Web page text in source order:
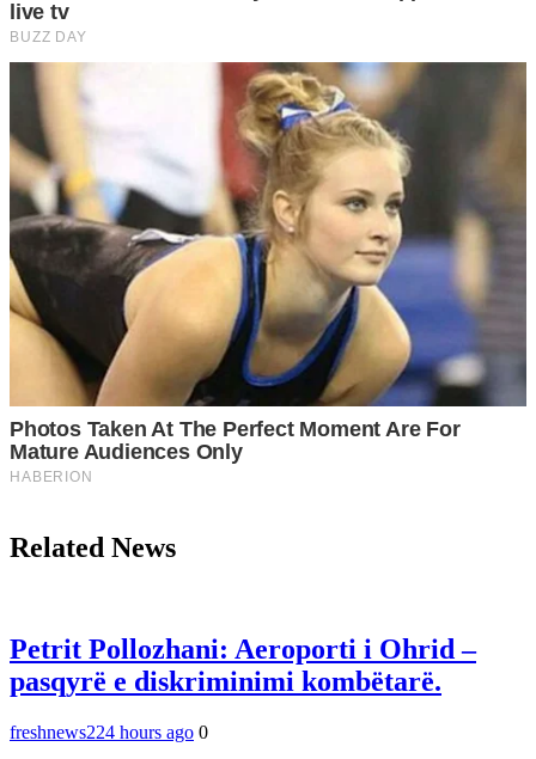
Related News
Petrit Pollozhani: Aeroporti i Ohrid –
pasqyrë e diskriminimi kombëtarë.
freshnews224 hours ago 0